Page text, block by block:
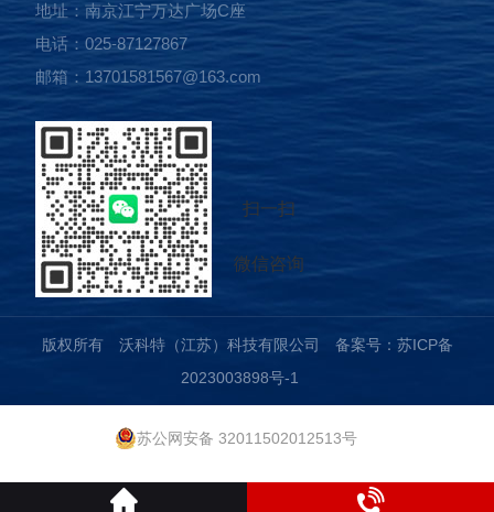
单速起升，MD1为常速和慢速两档起升。
地址：南京江宁万达广场C座
电话：025-87127867
邮箱：13701581567@163.com
扫一扫
微信咨询
版权所有 沃科特（江苏）科技有限公司 备案号：苏ICP备
2023003898号-1
苏公网安备 32011502012513号